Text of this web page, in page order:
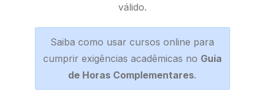
válido.
Saiba como usar cursos online para
cumprir exigências acadêmicas no Guia
de Horas Complementares.